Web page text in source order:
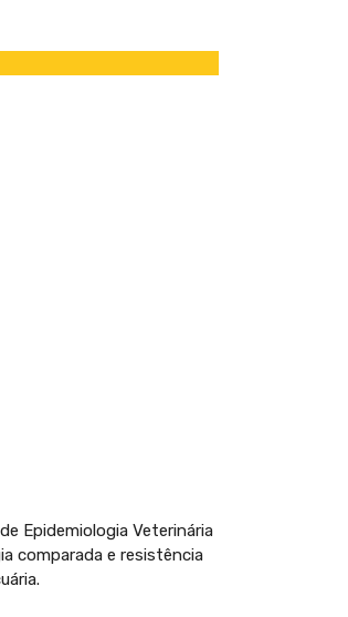
Epidemiologia Veterinária
comparada e resistência